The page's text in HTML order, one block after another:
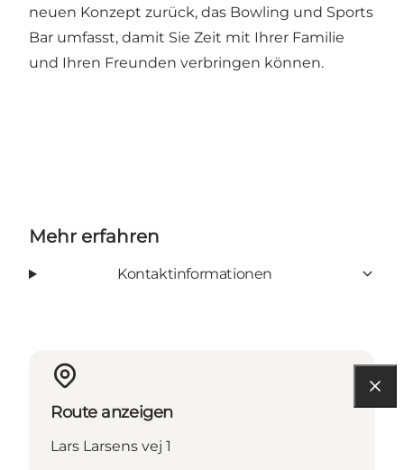
neuen Konzept zurück, das Bowling und Sports
Bar umfasst, damit Sie Zeit mit Ihrer Familie
und Ihren Freunden verbringen können.
Mehr erfahren
Kontaktinformationen
Route anzeigen
Lars Larsens vej 1